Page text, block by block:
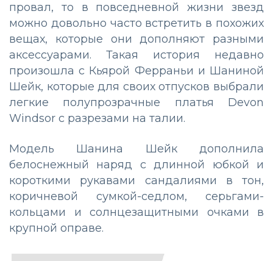
провал, то в повседневной жизни звезд
можно довольно часто встретить в похожих
вещах, которые они дополняют разными
аксессуарами. Такая история недавно
произошла с Кьярой Ферраньи и Шаниной
Шейк, которые для своих отпусков выбрали
легкие полупрозрачные платья Devon
Windsor с разрезами на талии.
Модель Шанина Шейк дополнила
белоснежный наряд с длинной юбкой и
короткими рукавами сандалиями в тон,
коричневой сумкой-седлом, серьгами-
кольцами и солнцезащитными очками в
крупной оправе.